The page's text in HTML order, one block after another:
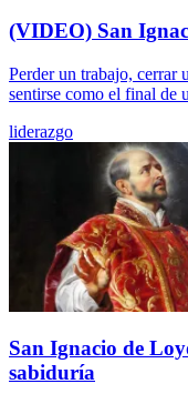
(VIDEO) San
Perder un trabajo, cerrar
sentirse como el final de
liderazgo
San Ignacio de
sabiduría